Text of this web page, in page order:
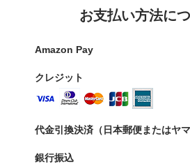
お支払い方法に
Amazon Pay
クレジット
代金引換決済（日本郵便またはヤマ
銀行振込